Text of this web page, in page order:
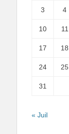
3 4
10 11
17 18
24 25
31
« Juil